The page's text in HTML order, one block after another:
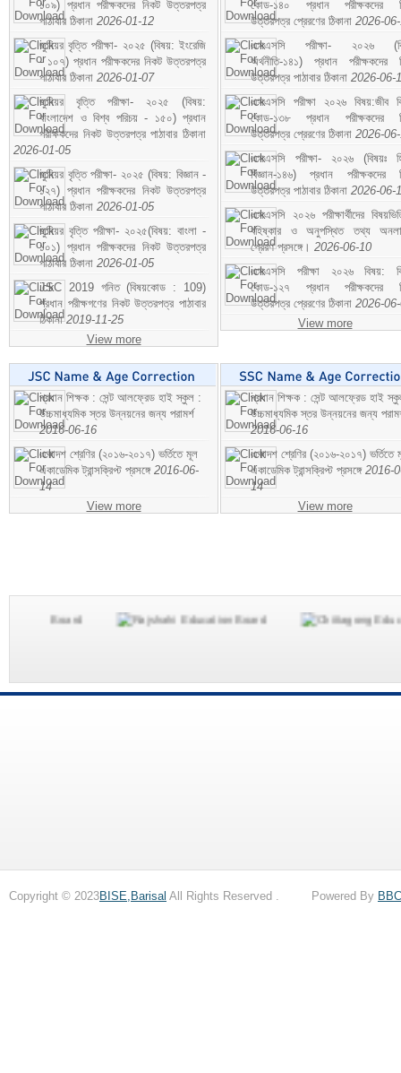
১০৯) প্রধান পরীক্ষকদের নিকট উত্তরপত্র
পাঠাবার ঠিকানা 2026-01-12
জুনিয়র বৃত্তি পরীক্ষা- ২০২৫ (বিষয়: ইংরেজি
- ১০৭) প্রধান পরীক্ষকদের নিকট উত্তরপত্র
পাঠাবার ঠিকানা 2026-01-07
জুনিয়র বৃত্তি পরীক্ষা- ২০২৫ (বিষয়:
বাংলাদেশ ও বিশ্ব পরিচয় - ১৫০) প্রধান
পরীক্ষকদের নিকট উত্তরপত্র পাঠাবার ঠিকানা
2026-01-05
জুনিয়র বৃত্তি পরীক্ষা- ২০২৫ (বিষয়: বিজ্ঞান -
১২৭) প্রধান পরীক্ষকদের নিকট উত্তরপত্র
পাঠাবার ঠিকানা 2026-01-05
জুনিয়র বৃত্তি পরীক্ষা- ২০২৫(বিষয়: বাংলা -
১০১) প্রধান পরীক্ষকদের নিকট উত্তরপত্র
পাঠাবার ঠিকানা 2026-01-05
JSC 2019 গনিত (বিষয়কোড : 109)
প্রধান পরীক্ষগণের নিকট উত্তরপত্র পাঠাবার
ঠিকানা2019-11-25
View more
কোড-১৪০ প্রধান পরীক্ষকদের
উত্তরপত্র প্রেরণের ঠিকানা 2026-
এসএসসি পরীক্ষা- ২০২৬
অর্থনীতি-১৪১) প্রধান পরীক্ষকদের
উত্তরপত্র পাঠাবার ঠিকানা 2026-06-
এসএসসি পরীক্ষা ২০২৬ বিষয়:জীব
কোড-১৩৮ প্রধান পরীক্ষকদের
উত্তরপত্র প্রেরণের ঠিকানা 2026-
এসএসসি পরীক্ষা- ২০২৬ (বিষয়ঃ
বিজ্ঞান-১৪৬) প্রধান পরীক্ষকদের
উত্তরপত্র পাঠাবার ঠিকানা 2026-06-
এসএসসি ২০২৬ পরীক্ষার্থীদের
বহিষ্কার ও অনুপস্থিত তথ্য
প্রেরণ প্রসঙ্গে। 2026-06-10
এসএসসি পরীক্ষা ২০২৬ বিষয়:
কোড-১২৭ প্রধান পরীক্ষকদের
উত্তরপত্র প্রেরণের ঠিকানা 2026-
View more
প্রধান শিক্ষক : সেন্ট আলফ্রেড হাই স্কুল :
উচ্চমাধ্যমিক স্তর উন্নয়নের জন্য পরামর্শ
2016-06-16
একাদশ শ্রেণির (২০১৬-২০১৭) ভর্তিতে মূল
একাডেমিক ট্রান্সক্রিপ্ট প্রসঙ্গে 2016-06-
14
View more
প্রধান শিক্ষক : সেন্ট আলফ্রেড হাই
উচ্চমাধ্যমিক স্তর উন্নয়নের জন্য
2016-06-16
একাদশ শ্রেণির (২০১৬-২০১৭) ভর্তিতে
একাডেমিক ট্রান্সক্রিপ্ট প্রসঙ্গে 2016-
14
View more
Copyright © 2023BISE,Barisal All Rights Reserved . Powered By